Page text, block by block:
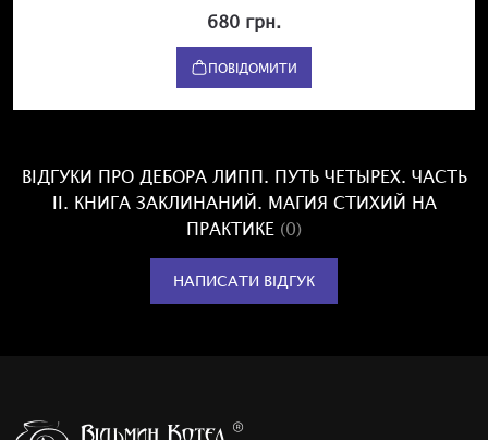
680 грн.
ПОВІДОМИТИ
ВІДГУКИ ПРО ДЕБОРА ЛИПП. ПУТЬ ЧЕТЫРЕХ. ЧАСТЬ
II. КНИГА ЗАКЛИНАНИЙ. МАГИЯ СТИХИЙ НА
ПРАКТИКЕ (0)
НАПИСАТИ ВІДГУК